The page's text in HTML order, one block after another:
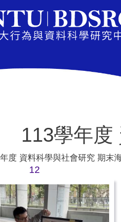
113學年度
度 資料科學與社會研究 期末
12